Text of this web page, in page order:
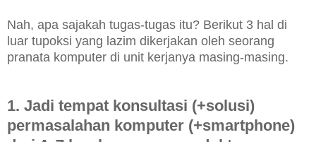
Nah, apa sajakah tugas-tugas itu? Berikut 3 hal di
luar tupoksi yang lazim dikerjakan oleh seorang
pranata komputer di unit kerjanya masing-masing.
1. Jadi tempat konsultasi (+solusi)
permasalahan komputer (+smartphone)